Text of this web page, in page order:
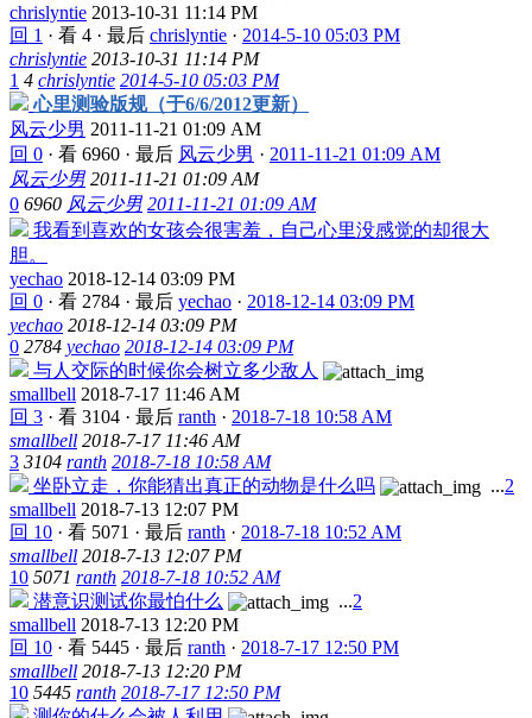
chrislyntie 2013-10-31 11:14 PM
回 1 · 看 4 · 最后 chrislyntie · 2014-5-10 05:03 PM
chrislyntie 2013-10-31 11:14 PM
1 4 chrislyntie 2014-5-10 05:03 PM
心里测验版规（于6/6/2012更新）
风云少男 2011-11-21 01:09 AM
回 0 · 看 6960 · 最后 风云少男 · 2011-11-21 01:09 AM
风云少男 2011-11-21 01:09 AM
0 6960 风云少男 2011-11-21 01:09 AM
我看到喜欢的女孩会很害羞，自己心里没感觉的却很大
胆。
yechao 2018-12-14 03:09 PM
回 0 · 看 2784 · 最后 yechao · 2018-12-14 03:09 PM
yechao 2018-12-14 03:09 PM
0 2784 yechao 2018-12-14 03:09 PM
与人交际的时候你会树立多少敌人
smallbell 2018-7-17 11:46 AM
回 3 · 看 3104 · 最后 ranth · 2018-7-18 10:58 AM
smallbell 2018-7-17 11:46 AM
3 3104 ranth 2018-7-18 10:58 AM
坐卧立走，你能猜出真正的动物是什么吗
...2
smallbell 2018-7-13 12:07 PM
回 10 · 看 5071 · 最后 ranth · 2018-7-18 10:52 AM
smallbell 2018-7-13 12:07 PM
10 5071 ranth 2018-7-18 10:52 AM
潜意识测试你最怕什么
...2
smallbell 2018-7-13 12:20 PM
回 10 · 看 5445 · 最后 ranth · 2018-7-17 12:50 PM
smallbell 2018-7-13 12:20 PM
10 5445 ranth 2018-7-17 12:50 PM